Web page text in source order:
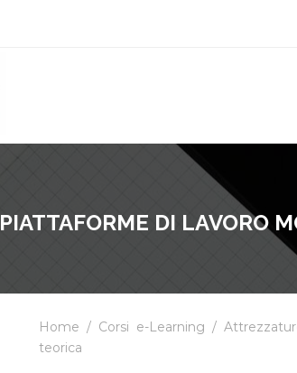
PIATTAFORME DI LAVORO
Home / Corsi e-Learning /
teorica